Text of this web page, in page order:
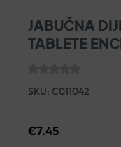
JABUČNA
TABLETE
SKU: C011042
€7.45